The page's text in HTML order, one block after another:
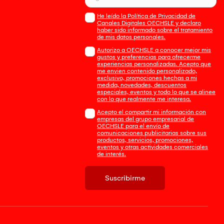
He leído la Política de Privacidad de
Canales Digitales OECHSLE y declaro
haber sido informado sobre el tratamiento
de mis datos personales.
Autorizo a OECHSLE a conocer mejor mis
gustos y preferencias para ofrecerme
experiencias personalizadas. Acepto que
me envien contenido personalizado,
exclusivo, promociones hechas a mi
medida, novedades, descuentos
especiales, eventos y todo lo que se alinee
con lo que realmente me interesa.
Acepto el compartir mi información con
empresas del grupo empresarial de
OECHSLE para el envío de
comunicaciones publicitarias sobre sus
productos, servicios, promociones,
eventos y otras actividades comerciales
de interés.
Suscribirme